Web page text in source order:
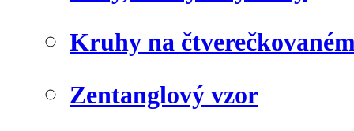
Kruhy na
Zentanglový vzor